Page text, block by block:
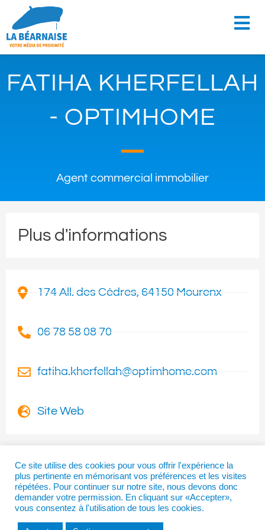
FATIHA KHERFELLAH
- OPTIMHOME
Agent commercial immobilier
Plus d'informations
174 All. des Cèdres, 64150 Mourenx
06 78 58 08 70
fatiha.kherfellah@optimhome.com
Site Web
I
n
s
t
T
w
i
t
F
a
c
Ce site utilise des cookies pour vous offrir l'expérience la
plus pertinente en mémorisant vos préférences et les visites
répétées. Pour continuer sur notre site, nous devons donc
demander votre permission. En cliquant sur «Accepter»,
vous consentez à l'utilisation de tous les cookies.